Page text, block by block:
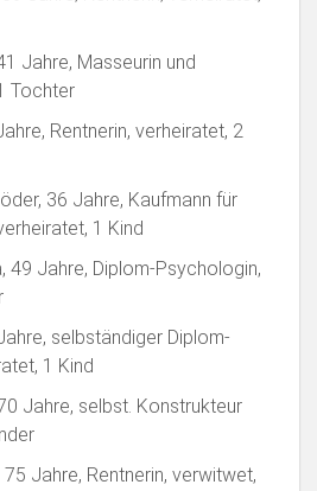
Jahre, Masseurin und
Tochter
Rentnerin, verheiratet, 2
36 Jahre, Kaufmann für
1 Kind
49 Jahre, Diplom-Psychologin,
selbständiger Diplom-
1 Kind
Jahre, selbst. Konstrukteur
75 Jahre, Rentnerin, verwitwet,